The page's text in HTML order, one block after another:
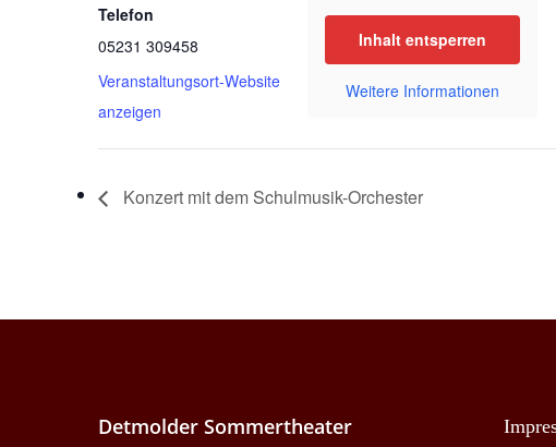
Telefon
05231 309458
Veranstaltungsort-Website
anzeigen
Inhalt entsperren
Weitere Informationen
Konzert mit dem Schulmusik-Orchester
Detmolder Sommertheater